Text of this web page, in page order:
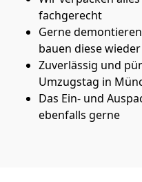
fachgerecht
Gerne
bauen diese
Zuverlässig und
Umzugstag in
Das Ein- und
ebenfalls gerne